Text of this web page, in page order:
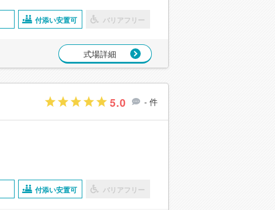
付添い安置可 バリアフリー
式場詳細
5.0 - 件
付添い安置可 バリアフリー